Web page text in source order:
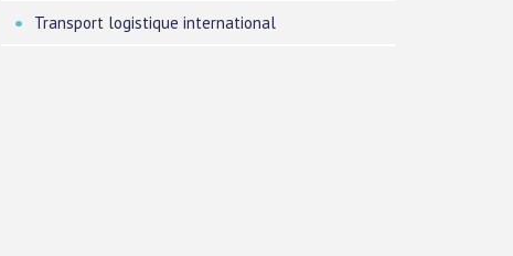
Transport logistique international